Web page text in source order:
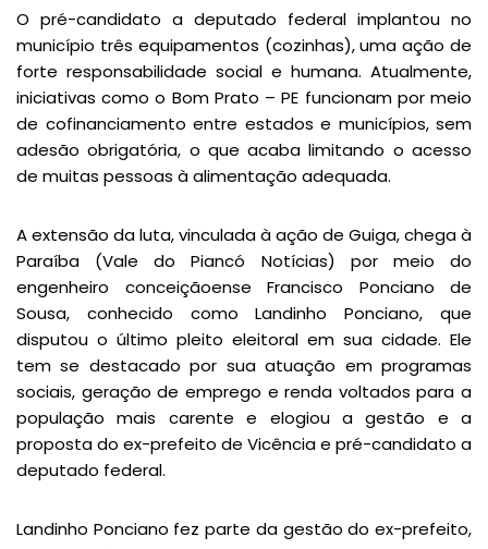
O pré-candidato a deputado federal implantou no
município três equipamentos (cozinhas), uma ação de
forte responsabilidade social e humana. Atualmente,
iniciativas como o Bom Prato – PE funcionam por meio
de cofinanciamento entre estados e municípios, sem
adesão obrigatória, o que acaba limitando o acesso
de muitas pessoas à alimentação adequada.
A extensão da luta, vinculada à ação de Guiga, chega à
Paraíba (Vale do Piancó Notícias) por meio do
engenheiro conceiçãoense Francisco Ponciano de
Sousa, conhecido como Landinho Ponciano, que
disputou o último pleito eleitoral em sua cidade. Ele
tem se destacado por sua atuação em programas
sociais, geração de emprego e renda voltados para a
população mais carente e elogiou a gestão e a
proposta do ex-prefeito de Vicência e pré-candidato a
deputado federal.
Landinho Ponciano fez parte da gestão do ex-prefeito,